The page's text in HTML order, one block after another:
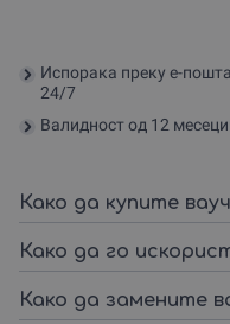
Испорака преку е-пошта
24/7
Валидност од 12 месеци
Како да купите
Како да го
Како да замените